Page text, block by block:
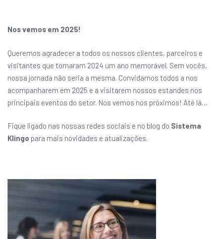
Nos vemos em 2025!
Queremos agradecer a todos os nossos clientes, parceiros e
visitantes que tornaram 2024 um ano memorável. Sem vocês,
nossa jornada não seria a mesma. Convidamos todos a nos
acompanharem em 2025 e a visitarem nossos estandes nos
principais eventos do setor. Nos vemos nos próximos! Até lá…
Fique ligado nas nossas redes sociais e no blog do Sistema
Klingo para mais novidades e atualizações.